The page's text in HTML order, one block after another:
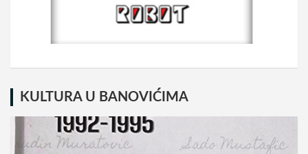
KULTURA U BANOVIĆIMA